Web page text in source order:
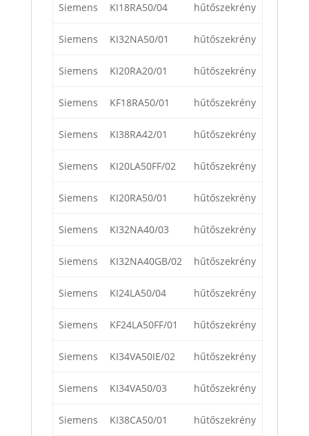
Siemens KI18RA50/04 hűtőszekrény
Siemens KI32NA50/01 hűtőszekrény
Siemens KI20RA20/01 hűtőszekrény
Siemens KF18RA50/01 hűtőszekrény
Siemens KI38RA42/01 hűtőszekrény
Siemens KI20LA50FF/02 hűtőszekrény
Siemens KI20RA50/01 hűtőszekrény
Siemens KI32NA40/03 hűtőszekrény
Siemens KI32NA40GB/02 hűtőszekrény
Siemens KI24LA50/04 hűtőszekrény
Siemens KF24LA50FF/01 hűtőszekrény
Siemens KI34VA50IE/02 hűtőszekrény
Siemens KI34VA50/03 hűtőszekrény
Siemens KI38CA50/01 hűtőszekrény